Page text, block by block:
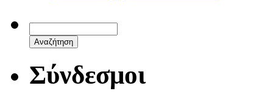
Σύνδεσμοι